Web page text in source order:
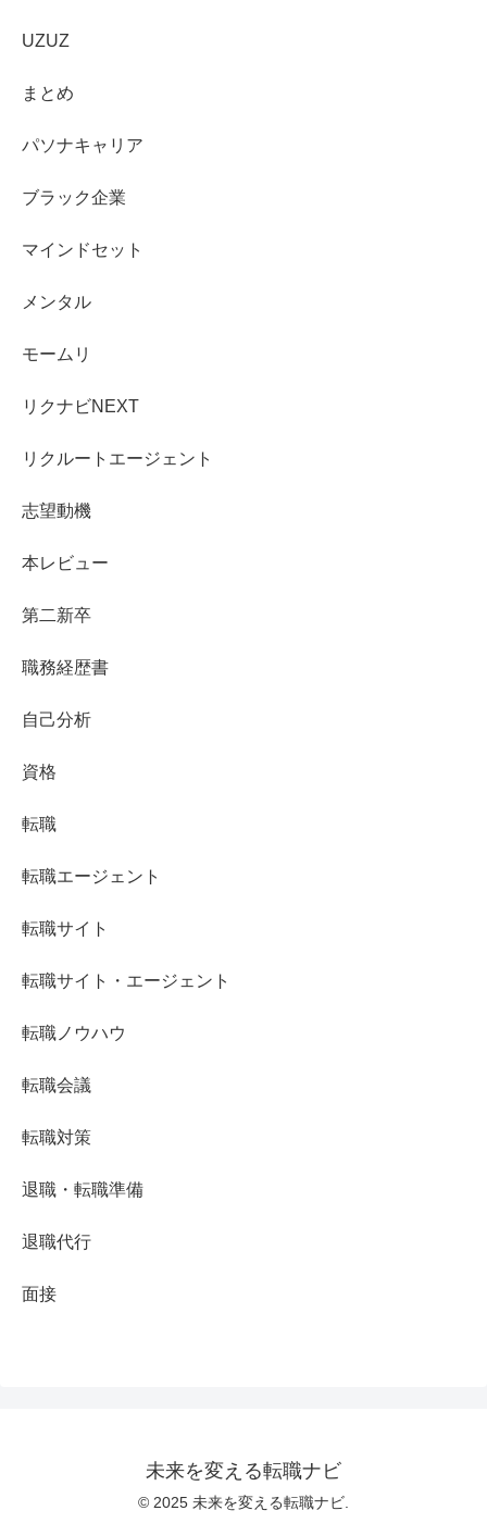
UZUZ
まとめ
パソナキャリア
ブラック企業
マインドセット
メンタル
モームリ
リクナビNEXT
リクルートエージェント
志望動機
本レビュー
第二新卒
職務経歴書
自己分析
資格
転職
転職エージェント
転職サイト
転職サイト・エージェント
転職ノウハウ
転職会議
転職対策
退職・転職準備
退職代行
面接
未来を変える転職ナビ
© 2025 未来を変える転職ナビ.